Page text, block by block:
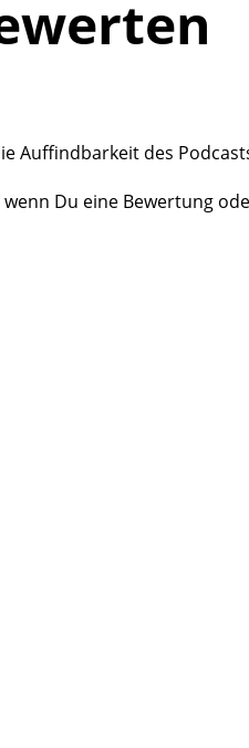
Auffindbarkeit des
Du eine Bewertung